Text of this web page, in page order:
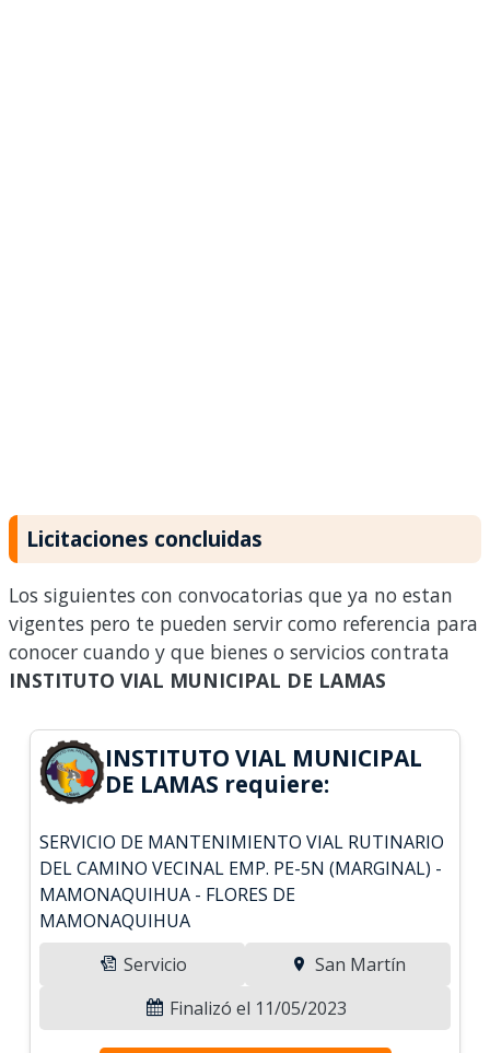
Licitaciones concluidas
Los siguientes con convocatorias que ya no estan
vigentes pero te pueden servir como referencia para
conocer cuando y que bienes o servicios contrata
INSTITUTO VIAL MUNICIPAL DE LAMAS
INSTITUTO VIAL MUNICIPAL
DE LAMAS requiere:
SERVICIO DE MANTENIMIENTO VIAL RUTINARIO
DEL CAMINO VECINAL EMP. PE-5N (MARGINAL) -
MAMONAQUIHUA - FLORES DE
MAMONAQUIHUA
Servicio
San Martín
Finalizó el 11/05/2023